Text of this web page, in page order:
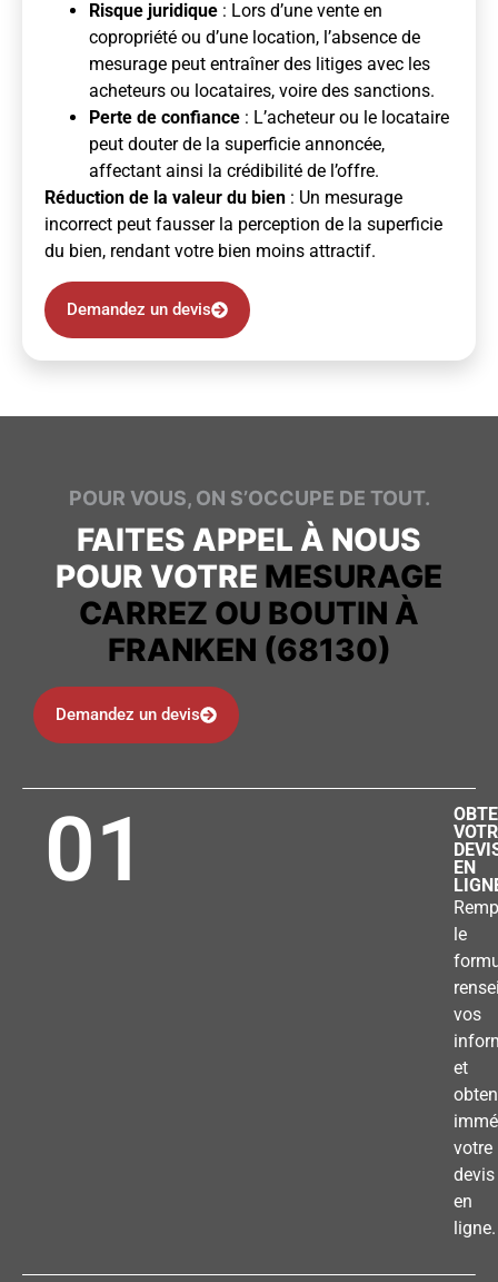
Risque juridique : Lors d’une vente en
copropriété ou d’une location, l’absence de
mesurage peut entraîner des litiges avec les
acheteurs ou locataires, voire des sanctions.
Perte de confiance : L’acheteur ou le locataire
peut douter de la superficie annoncée,
affectant ainsi la crédibilité de l’offre.
Réduction de la valeur du bien : Un mesurage
incorrect peut fausser la perception de la superficie
du bien, rendant votre bien moins attractif.
Demandez un devis
POUR VOUS, ON S’OCCUPE DE TOUT.
FAITES APPEL À NOUS
POUR VOTRE MESURAGE
CARREZ OU BOUTIN À
FRANKEN (68130)
Demandez un devis
01
EN
le
vos
et
votre
devis
en
ligne.